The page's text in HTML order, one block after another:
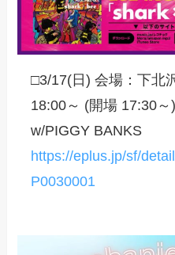
□3/17(日) 会場：下北
18:00～ (開場 17:30～)
w/PIGGY BANKS
https://eplus.jp/sf/
P0030001